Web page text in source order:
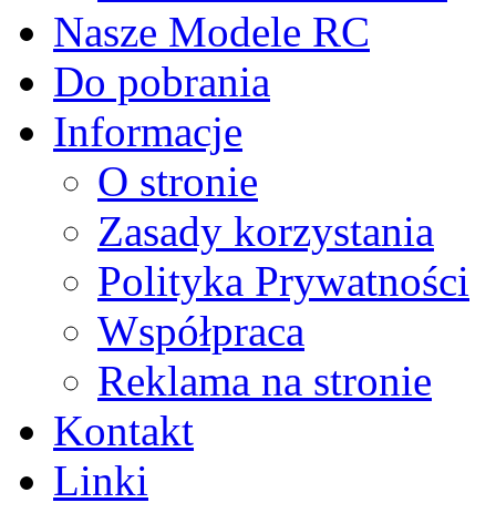
Nasze Modele RC
Do pobrania
Informacje
O stronie
Zasady korzystania
Polityka Prywatności
Współpraca
Reklama na stronie
Kontakt
Linki